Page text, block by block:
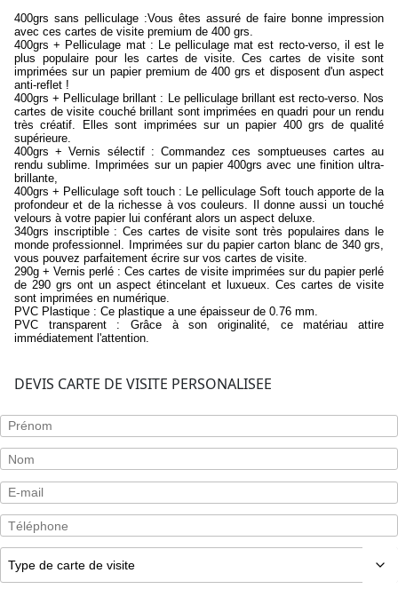
400grs sans pelliculage :Vous êtes assuré de faire bonne impression
avec ces cartes de visite premium de 400 grs.
400grs + Pelliculage mat : Le pelliculage mat est recto-verso, il est le
plus populaire pour les cartes de visite. Ces cartes de visite sont
imprimées sur un papier premium de 400 grs et disposent d'un aspect
anti-reflet !
400grs + Pelliculage brillant : Le pelliculage brillant est recto-verso. Nos
cartes de visite couché brillant sont imprimées en quadri pour un rendu
très créatif. Elles sont imprimées sur un papier 400 grs de qualité
supérieure.
400grs + Vernis sélectif : Commandez ces somptueuses cartes au
rendu sublime. Imprimées sur un papier 400grs avec une finition ultra-
brillante,
400grs + Pelliculage soft touch : Le pelliculage Soft touch apporte de la
profondeur et de la richesse à vos couleurs. Il donne aussi un touché
velours à votre papier lui conférant alors un aspect deluxe.
340grs inscriptible : Ces cartes de visite sont très populaires dans le
monde professionnel. Imprimées sur du papier carton blanc de 340 grs,
vous pouvez parfaitement écrire sur vos cartes de visite.
290g + Vernis perlé : Ces cartes de visite imprimées sur du papier perlé
de 290 grs ont un aspect étincelant et luxueux. Ces cartes de visite
sont imprimées en numérique.
PVC Plastique : Ce plastique a une épaisseur de 0.76 mm.
PVC transparent : Grâce à son originalité, ce matériau attire
immédiatement l'attention.
DEVIS CARTE DE VISITE PERSONALISEE